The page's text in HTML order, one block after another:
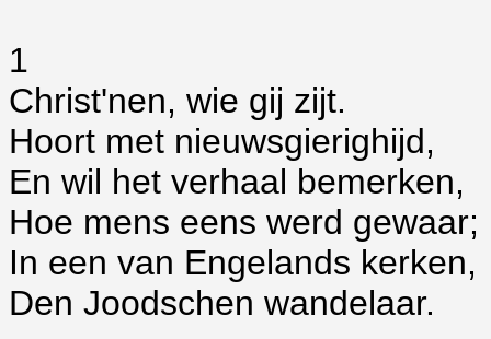
1
Christ'nen, wie gij zijt.
Hoort met nieuwsgierighijd,
En wil het verhaal bemerken,
Hoe mens eens werd gewaar;
In een van Engelands kerken,
Den Joodschen wandelaar.